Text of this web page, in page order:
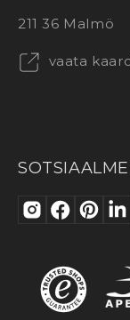
211 36 Malmö
vaata